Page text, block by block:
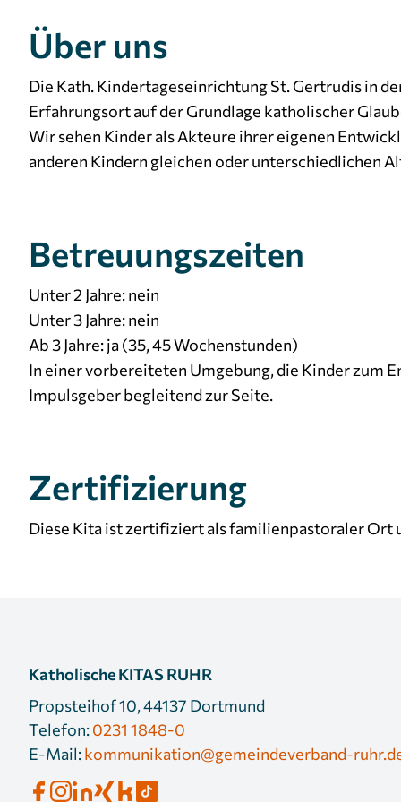
Über uns
Die Kath. Kindertageseinrichtung St. Gertrudis in
Erfahrungsort auf der Grundlage katholischer
Wir sehen Kinder als Akteure ihrer eigenen
anderen Kindern gleichen oder unterschiedlichen
Betreuungszeiten
Unter 2 Jahre: nein
Unter 3 Jahre: nein
Ab 3 Jahre: ja (35, 45 Wochenstunden)
In einer vorbereiteten Umgebung, die Kinder zum
Impulsgeber begleitend zur Seite.
Zertifizierung
Diese Kita ist zertifiziert als familienpastoraler Ort
Katholische KITAS RUHR
Propsteihof 10, 44137 Dortmund
Telefon:0231 1848-0
E-Mail:kommunikation@gemeindeverband-